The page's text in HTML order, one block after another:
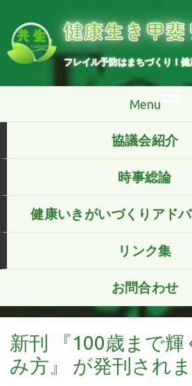
へ
健康生き甲
フレイル予防はまちづくり！
Menu
協議会紹介
時事総論
健康いきがいづくりアド
リンク集
お問合わせ
新刊 『100歳まで輝
み方』 が発刊されま